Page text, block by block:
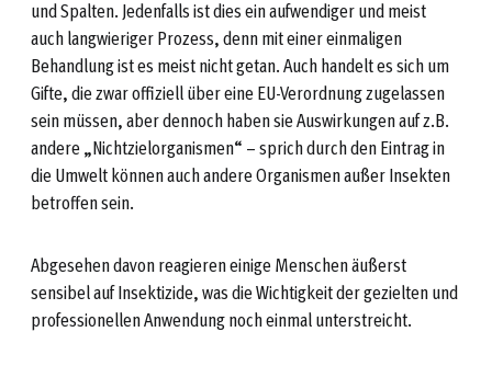
und Spalten. Jedenfalls ist dies ein aufwendiger und meist
auch langwieriger Prozess, denn mit einer einmaligen
Behandlung ist es meist nicht getan. Auch handelt es sich um
Gifte, die zwar offiziell über eine EU-Verordnung zugelassen
sein müssen, aber dennoch haben sie Auswirkungen auf z.B.
andere „Nichtzielorganismen“ – sprich durch den Eintrag in
die Umwelt können auch andere Organismen außer Insekten
betroffen sein.
Abgesehen davon reagieren einige Menschen äußerst
sensibel auf Insektizide, was die Wichtigkeit der gezielten und
professionellen Anwendung noch einmal unterstreicht.